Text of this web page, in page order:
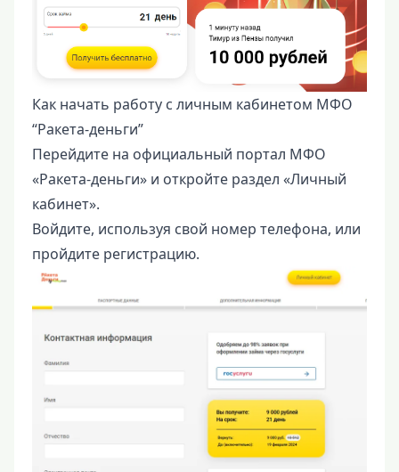
Как начать работу с личным кабинетом МФО
“Ракета-деньги”
Перейдите на официальный портал МФО
«Ракета-деньги» и откройте раздел «Личный
кабинет».
Войдите, используя свой номер телефона, или
пройдите регистрацию.